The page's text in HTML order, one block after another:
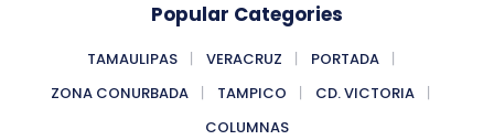
Popular Categories
TAMAULIPAS VERACRUZ
PORTADA
ZONA CONURBADA
TAMPICO
CD. VICTORIA
COLUMNAS